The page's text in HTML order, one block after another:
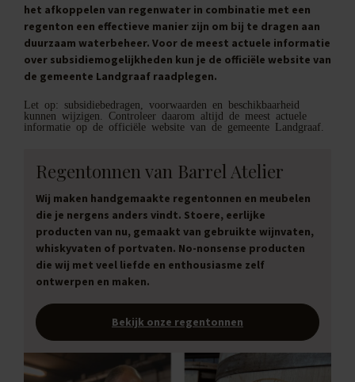
het afkoppelen van regenwater in combinatie met een
regenton een effectieve manier zijn om bij te dragen aan
duurzaam waterbeheer. Voor de meest actuele informatie
over subsidiemogelijkheden kun je de officiële website van
de gemeente Landgraaf raadplegen.
Let op: subsidiebedragen, voorwaarden en beschikbaarheid
kunnen wijzigen. Controleer daarom altijd de meest actuele
informatie op de officiële website van de gemeente Landgraaf.
Regentonnen van Barrel Atelier
Wij maken handgemaakte regentonnen en meubelen
die je nergens anders vindt. Stoere, eerlijke
producten van nu, gemaakt van gebruikte wijnvaten,
whiskyvaten of portvaten. No-nonsense producten
die wij met veel liefde en enthousiasme zelf
ontwerpen en maken.
Bekijk onze regentonnen